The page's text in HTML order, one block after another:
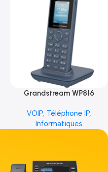
Grandstream WP816
VOIP, Téléphone IP,
Informatiques